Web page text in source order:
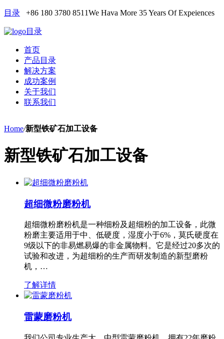
目录 +86 180 3780 8511We Hava More 35 Years Of Expeiences
目录
首页
产品目录
解决方案
成功案例
关于我们
联系我们
Home/新型铁矿石加工设备
新型铁矿石加工设备
超细微粉磨粉机
超细微粉磨粉机是一种细粉及超细粉的加工设备，此微
粉磨主要适用于中、低硬度，湿度小于6%，莫氏硬度在
9级以下的非易燃易爆的非金属物料。它是经过20多次的
试验和改进，为超细粉的生产而研发制造的新型磨粉
机，…
了解详情
雷蒙磨粉机